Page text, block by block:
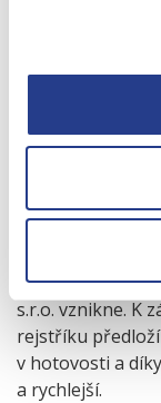
výše u
vklady poslat
a to je nutné
obchodního
třeba otevírat
s.r.o. vznikne. K
rejstříku
v hotovosti a
a rychlejší.